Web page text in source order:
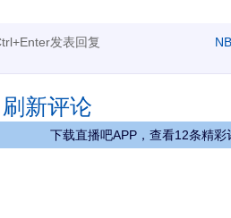
发表回复
刷新评论
下载直播吧APP，查看12条精彩